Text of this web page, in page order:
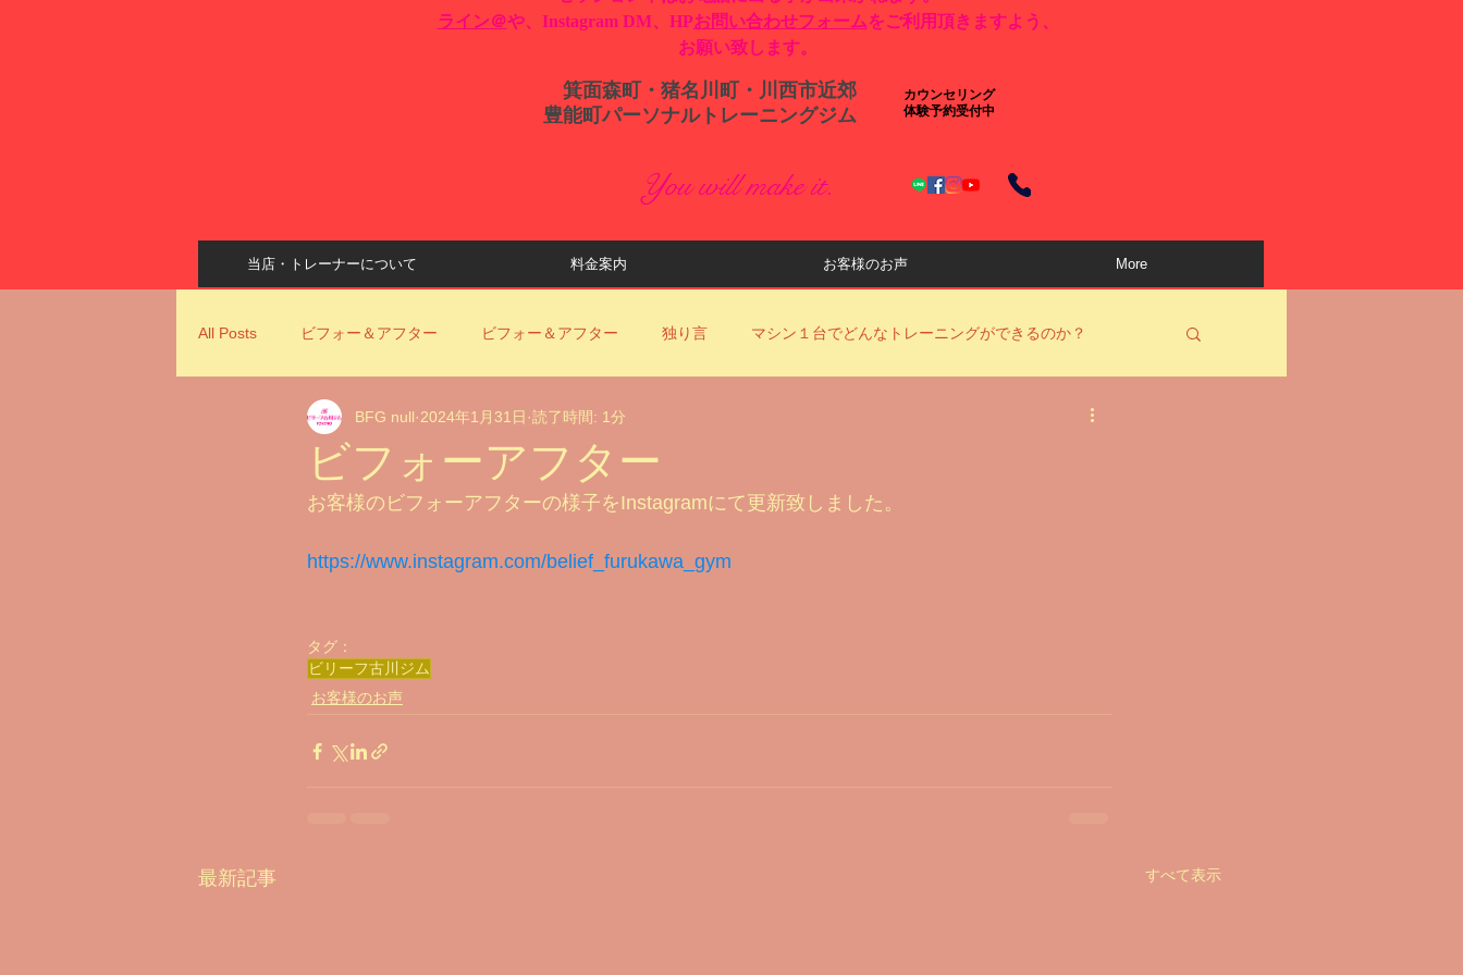
​ライン＠や、Instagram DM、HPお問い合わせフォームをご利用頂きますよう、
お願い致します。
箕面森町・猪名川町・川西市近郊
​豊能町パーソナルトレーニングジム
カウンセリング
体験予約受付中
You will make it.
当店・トレーナーについて 料金案内 お客様のお声 More
All Posts ビフォー＆アフター ビフォー＆アフター 独り言 マシン１台でどんなトレーニングができるのか？
ビリーフ古川ジムコロナ対策 YouTube動画更新のお知らせ
美味しいプロテインシェイクの作り方YouTubeのご案内 2021 ビフォー&アフター お客様のお声
ビフォー＆アフター 2024
ビフォーアフター
BFG null 2024年1月31日 読了時間: 1分
お客様のビフォーアフターの様子をInstagramにて更新致しました。
https://www.instagram.com/belief_furukawa_gym
タグ：
ビリーフ古川ジム
お客様のお声
最新記事 すべて表示